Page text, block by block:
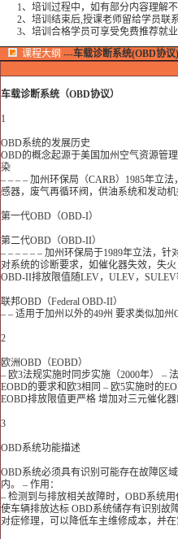
1、培训过程中，如有部分内容理解不
2、培训结束后,授课老师留给学员联
3、培训合格学员可享受免费推荐就
课程大纲 ---车载诊断系统(OBD协议
车载诊断系统（OBD协议）
1
OBD系统的发展历史
OBD的概念起源于美国加州空气资源管
染
– – – – 加州环保局（CARB）1985年立
感器，废气再循环阀，供油系统和发动
第一代OBD（OBD-I）
第二代OBD（OBD-II）
– – – – – – 加州环保局于1989年立法，
对系统的诊断要求，如催化器失效，失
OBD-II排放限值随LEV，ULEV，
联邦OBD（Federal OBD-II）
– – 适用于加州以外的49州 要求类似加州
2
欧洲OBD（EOBD）
– 欧3法规实施时同步实施（2000年） –
EOBD的要求和欧3相同 – 欧5实施时的
EOBD排放限值更严格 增加对三元催化
3
OBD系统功能描述
OBD系统必须具有识别可能存在故障区
内。 – 作用：
– 检测到与排放相关故障时，OBD系统
使车辆排放达标 OBD系统储存有识别故
对症修理，可以降低车主维修成本，并